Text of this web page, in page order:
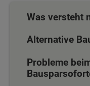
Was versteht
Alternative
Probleme